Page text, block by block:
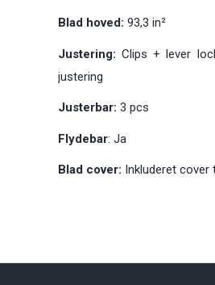
Blad hoved: 93,3 in²
Justering: Clips + lever
justering
Justerbar: 3 pcs
Flydebar: Ja
Blad cover: Inkluderet cover